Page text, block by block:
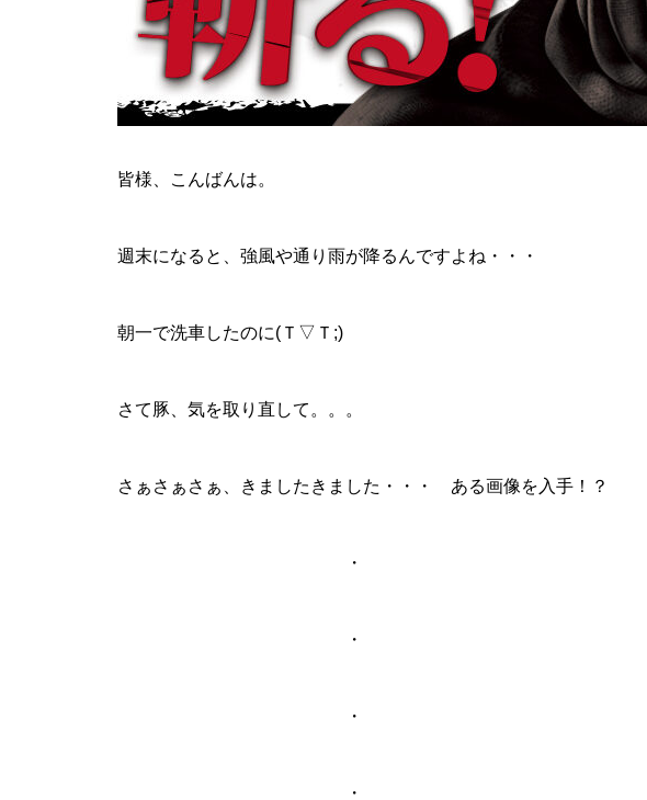
ビックディッパー様
皆様、こんばんは。
週末になると、強風や通り雨が降るんですよね・・・
朝一で洗車したのに(Ｔ▽Ｔ;)
さて豚、気を取り直して。。。
さぁさぁさぁ、きましたきました・・・ ある画像を入手！？
・
・
・
・